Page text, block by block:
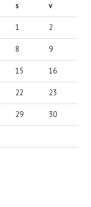
s v
1 2
8 9
15 16
22 23
29 30